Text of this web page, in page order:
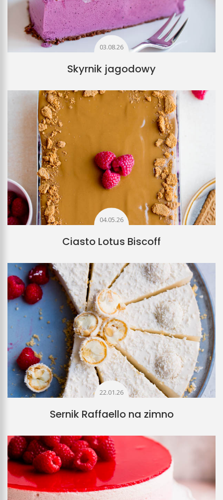
03.08.26
Skyrnik jagodowy
04.05.26
Ciasto Lotus Biscoff
22.01.26
Sernik Raffaello na zimno